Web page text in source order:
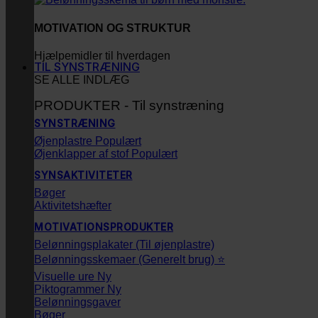
MOTIVATION OG STRUKTUR
Hjælpemidler til hverdagen
SE ALLE INDLÆG
TIL SYNSTRÆNING
PRODUKTER - Til synstræning
SYNSTRÆNING
Øjenplastre
Øjenklapper af stof
SYNSAKTIVITETER
Bøger
Aktivitetshæfter
MOTIVATIONSPRODUKTER
Belønningsplakater (Til øjenplastre)
Belønningsskemaer (Generelt brug) ⭐
Visuelle ure
Piktogrammer
Belønningsgaver
Bøger